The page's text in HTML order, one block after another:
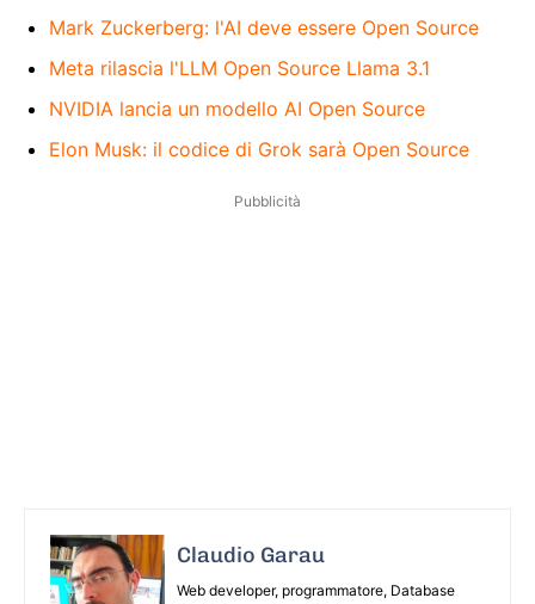
Mark Zuckerberg: l'AI deve essere Open Source
Meta rilascia l'LLM Open Source Llama 3.1
NVIDIA lancia un modello AI Open Source
Elon Musk: il codice di Grok sarà Open Source
Pubblicità
Claudio Garau
Web developer, programmatore, Database